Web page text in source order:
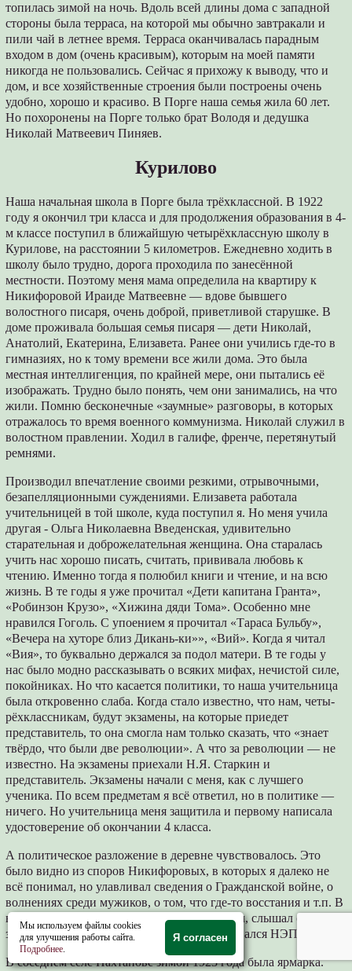
топилась зимой на ночь. Вдоль всей длины дома с западной
стороны была терраса, на которой мы обычно завтракали и
пили чай в летнее время. Терраса оканчивалась парадным
входом в дом (очень красивым), которым на моей памяти
никогда не пользовались. Сейчас я прихожу к выводу, что и
дом, и все хозяйственные строения были построены очень
удобно, хорошо и красиво. В Порге наша семья жила 60 лет.
Но похоронены на Порге только брат Володя и дедушка
Николай Матвеевич Пиняев.
Курилово
Наша начальная школа в Порге была трёхклассной. В 1922
году я окончил три класса и для продолжения образования в 4-
м классе поступил в ближайшую четырёхклассную школу в
Курилове, на расстоянии 5 километров. Ежедневно ходить в
школу было трудно, дорога проходила по занесённой
местности. Поэтому меня мама определила на квартиру к
Никифоровой Ираиде Матвеевне — вдове бывшего
волостного писаря, очень доброй, приветливой старушке. В
доме проживала большая семья писаря — дети Николай,
Анатолий, Екатерина, Елизавета. Ранее они учились где-то в
гимназиях, но к тому времени все жили дома. Это была
местная интеллигенция, по крайней мере, они пытались её
изображать. Трудно было понять, чем они занимались, на что
жили. Помню бесконечные «заумные» разговоры, в которых
отражалось то время военного коммунизма. Николай служил в
волостном правлении. Ходил в галифе, френче, перетянутый
ремнями.
Производил впечатление своими резкими, отрывочными,
безапелляционными суждениями. Елизавета работала
учительницей в той школе, куда поступил я. Но меня учила
другая - Ольга Николаевна Введенская, удивительно
старательная и доброжелательная женщина. Она старалась
учить нас хорошо писать, считать, прививала любовь к
чтению. Именно тогда я полюбил книги и чтение, и на всю
жизнь. В те годы я уже прочитал «Дети капитана Гранта»,
«Робинзон Крузо», «Хижина дяди Тома». Особенно мне
нравился Гоголь. С упоением я прочитал «Тараса Бульбу»,
«Вечера на хуторе близ Дикань-ки»», «Вий». Когда я читал
«Вия», то буквально держался за подол матери. В те годы у
нас было модно рассказывать о всяких мифах, нечистой силе,
покойниках. Но что касается политики, то наша учительница
была откровенно слаба. Когда стало известно, что нам, четы-
рёхклассникам, будут экзамены, на которые приедет
представитель, то она смогла нам только сказать, что «знает
твёрдо, что были две революции». А что за революции — не
известно. На экзамены приехали Н.Я. Старкин и
представитель. Экзамены начали с меня, как с лучшего
ученика. По всем предметам я всё ответил, но в политике —
ничего. Но учительница меня защитила и первому написала
удостоверение об окончании 4 класса.
А политическое разложение в деревне чувствовалось. Это
было видно из споров Никифоровых, в которых я далеко не
всё понимал, но улавливал сведения о Гражданской войне, о
волнениях среди мужиков, о том, что где-то восстания и т.п. В
волостном правлении, куда я иногда забегал, слышал споры о
земле и налогах. Видимо, отчётливо пробивался НЭП.
В соседнем селе Пахтанове зимой 1923 года была ярмарка.
Мы используем файлы cookies
для улучшения работы сайта.
Подробнее.
Я согласен